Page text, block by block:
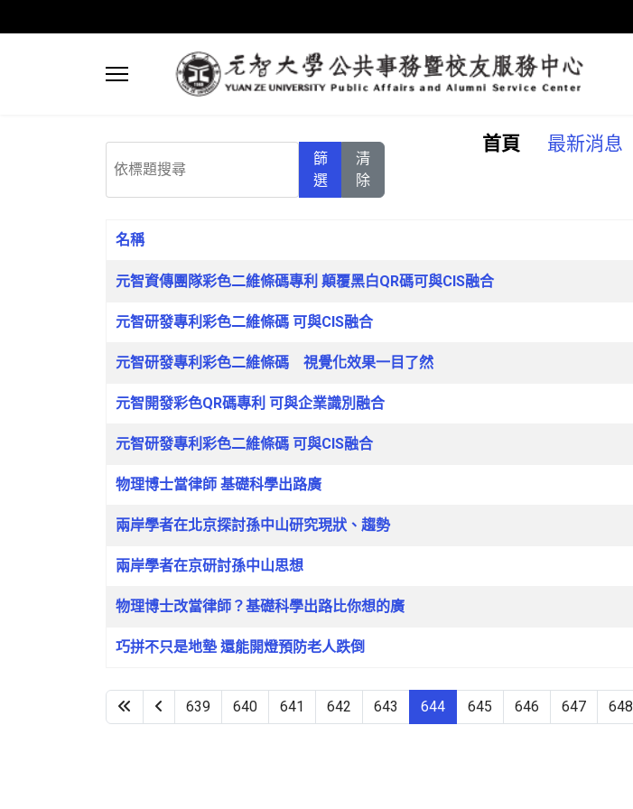
首頁 最新消息
篩
選
清
除
文章列表
名稱
元智資傳團隊彩色二維條碼專利 顛覆黑白QR碼可與CIS融合
元智研發專利彩色二維條碼 可與CIS融合
元智研發專利彩色二維條碼 視覺化效果一目了然
元智開發彩色QR碼專利 可與企業識別融合
元智研發專利彩色二維條碼 可與CIS融合
物理博士當律師 基礎科學出路廣
兩岸學者在北京探討孫中山研究現狀、趨勢
兩岸學者在京研討孫中山思想
物理博士改當律師？基礎科學出路比你想的廣
巧拼不只是地墊 還能開燈預防老人跌倒
639 640 641 642 643 644 645 646 647 648